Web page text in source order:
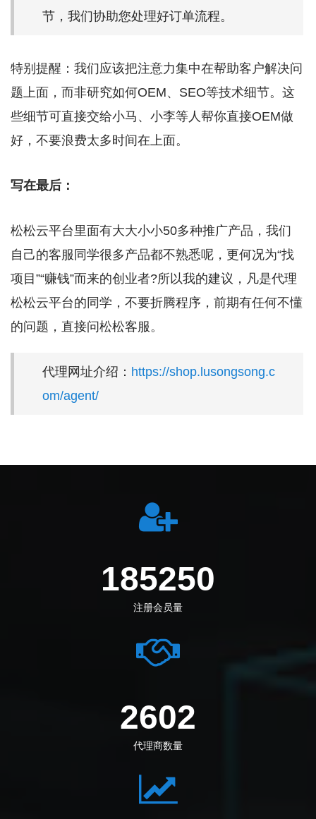
节，我们协助您处理好订单流程。
特别提醒：我们应该把注意力集中在帮助客户解决问
题上面，而非研究如何OEM、SEO等技术细节。这
些细节可直接交给小马、小李等人帮你直接OEM做
好，不要浪费太多时间在上面。
写在最后：
松松云平台里面有大大小小50多种推广产品，我们
自己的客服同学很多产品都不熟悉呢，更何况为“找
项目”“赚钱”而来的创业者?所以我的建议，凡是代理
松松云平台的同学，不要折腾程序，前期有任何不懂
的问题，直接问松松客服。
代理网址介绍： https://shop.lusongsong.c
om/agent/
205833
注册会员量
2891
代理商数量